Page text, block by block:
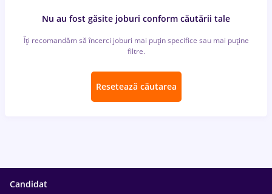
Nu au fost găsite joburi conform căutării tale
Îți recomandăm să încerci joburi mai puțin specifice sau mai puține
filtre.
Resetează căutarea
Candidat